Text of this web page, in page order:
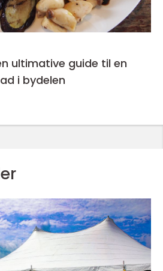
ultimative guide til en
i bydelen